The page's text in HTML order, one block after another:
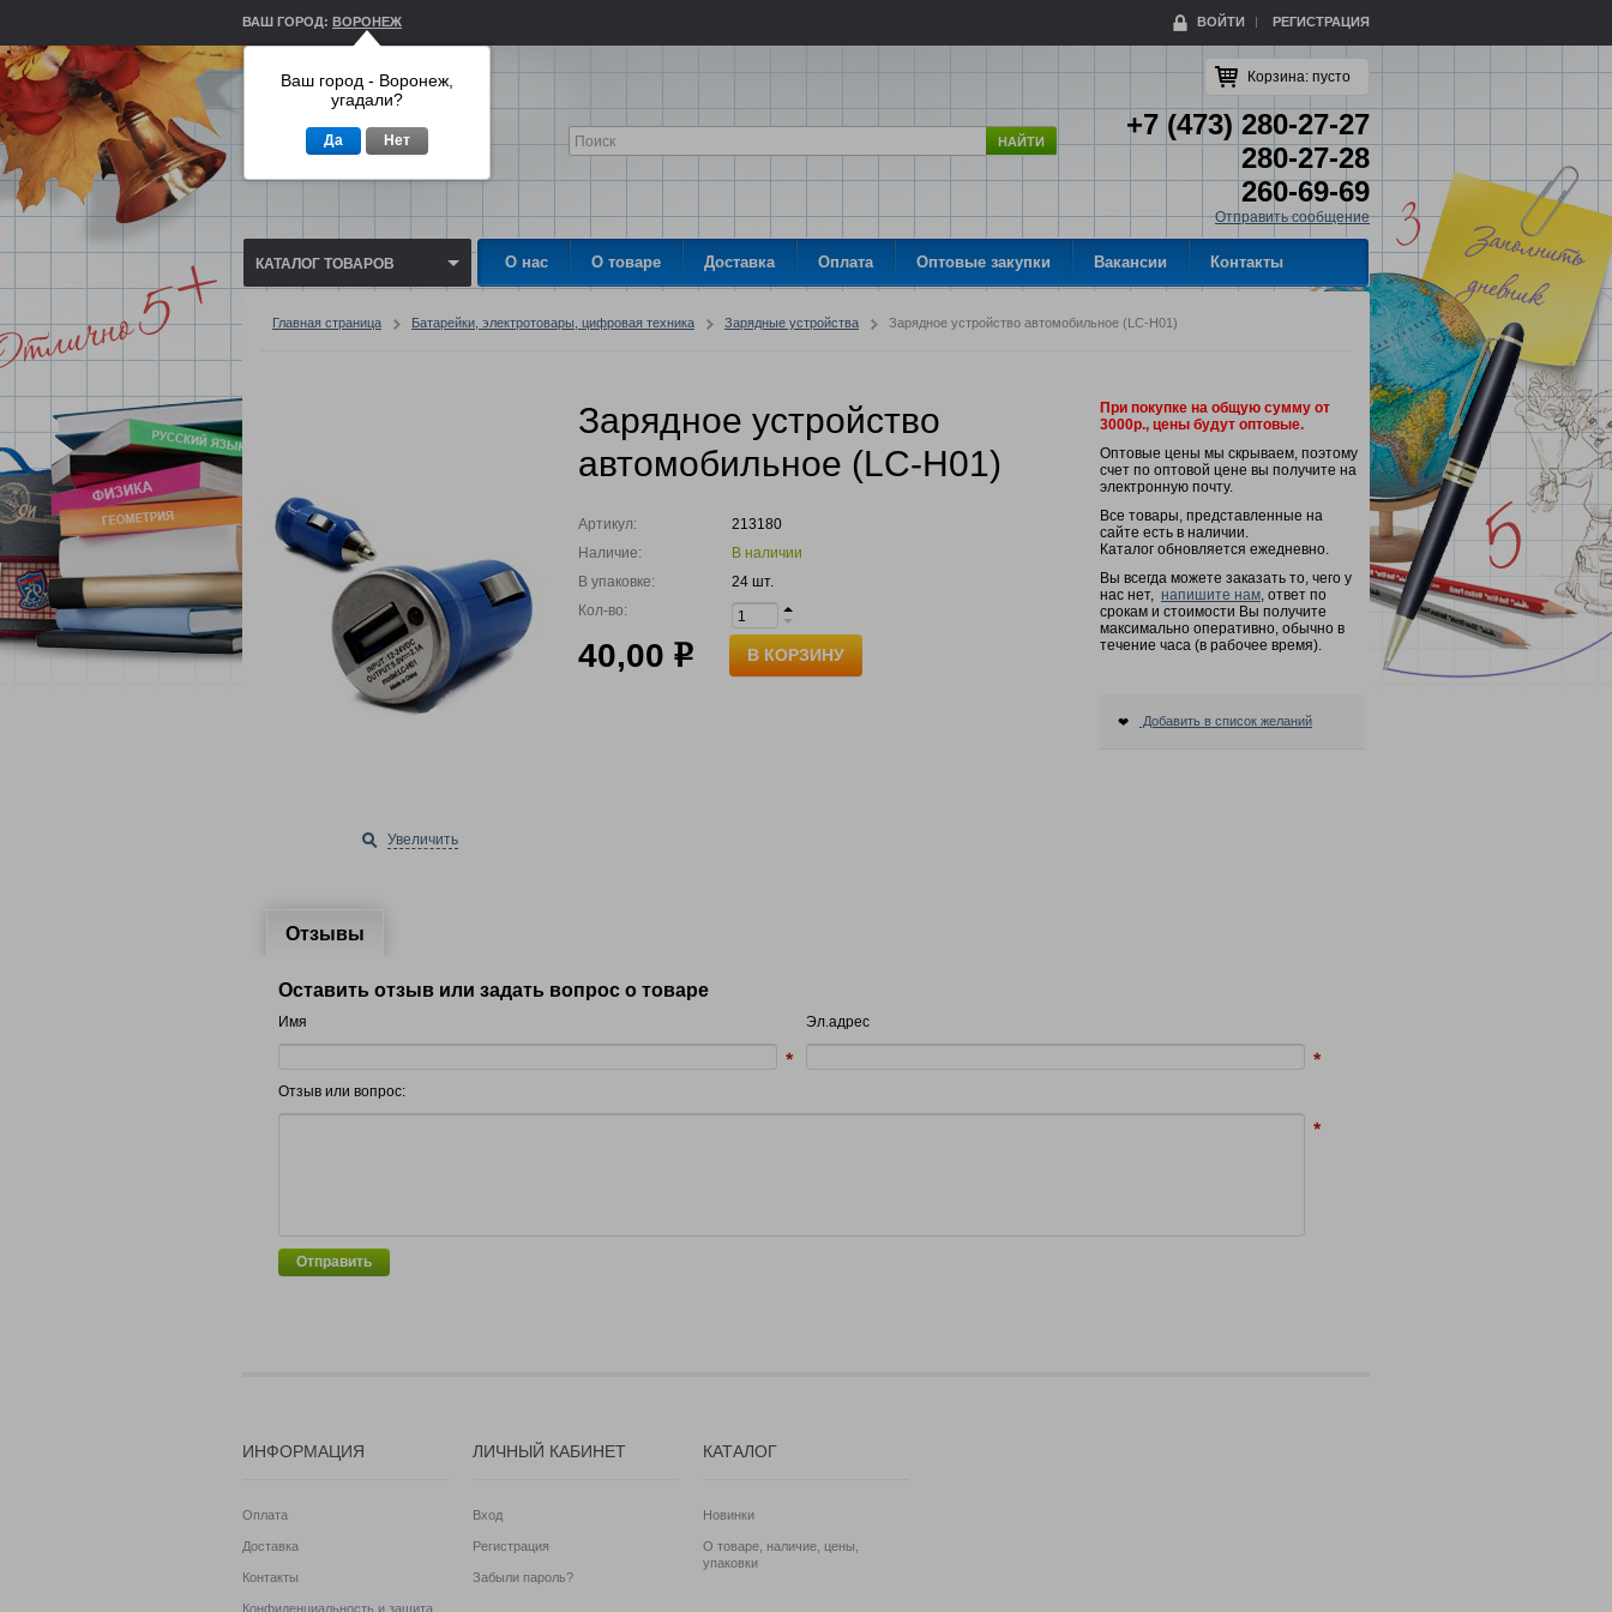
ВАШ ГОРОД: ВОРОНЕЖ ВОЙТИ РЕГИСТРАЦИЯ
НАЙТИ
Корзина: пусто
+7 (473) 280-27-27
280-27-28
260-69-69
Отправить сообщение
КАТАЛОГ ТОВАРОВ О нас О товаре Доставка Оплата Оптовые закупки Вакансии Контакты
Главная страница Батарейки, электротовары, цифровая техника Зарядные устройства Зарядное устройство автомобильное (LC-H01)
Увеличить
Зарядное устройство
автомобильное (LC-H01)
Артикул:
213180
Наличие:
В наличии
В упаковке:
24 шт.
Кол-во:
40,00 р В КОРЗИНУ
При покупке на общую сумму от
3000р., цены будут оптовые.
Оптовые цены мы скрываем, поэтому
счет по оптовой цене вы получите на
электронную почту.
Все товары, представленные на
сайте есть в наличии.
Каталог обновляется ежедневно.
Вы всегда можете заказать то, чего у
нас нет, напишите нам, ответ по
срокам и стоимости Вы получите
максимально оперативно, обычно в
течение часа (в рабочее время).
Добавить в список желаний
Отзывы
Оставить отзыв или задать вопрос о товаре
Имя Эл.адрес
Отзыв или вопрос:
Отправить
ИНФОРМАЦИЯ
Оплата
Доставка
Контакты
Конфиденциальность и защита
ЛИЧНЫЙ КАБИНЕТ
Вход
Регистрация
Забыли пароль?
КАТАЛОГ
Новинки
О товаре, наличие, цены,
упаковки
Ваш город - Воронеж,
угадали?
Да Нет